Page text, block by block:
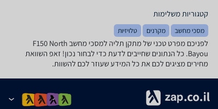
קטגוריות משלימות
מסכי מחשב מקרנים טלויזיות
לפניכם מפרט טכני של ‏מתקן תליה למסכי מחשב F150 North
Bayou. כל הנתונים שחייבים לדעת כדי לבחור נכון! זאפ השוואת
מחירים מציגים לכם את כל המידע שעוזר לכם להשוות.